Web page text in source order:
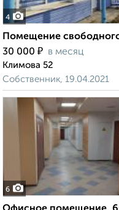
4
Помещение
30 000 ₽ в месяц
Климова 52
Собственник, 19.04.2021
6